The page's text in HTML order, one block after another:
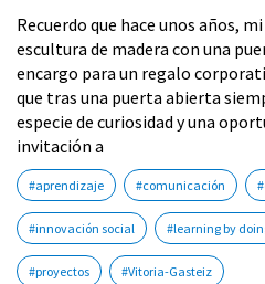
Recuerdo que hace unos años,
escultura de madera con una
encargo para un regalo
que tras una puerta abierta
especie de curiosidad y una
invitación a
#aprendizaje #comunicación
#innovación social #learning by
#proyectos #Vitoria-Gasteiz